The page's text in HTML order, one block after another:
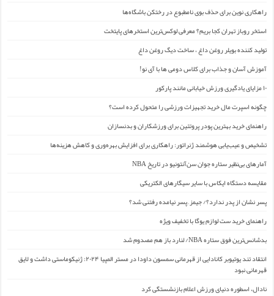
راهکاری نوین برای حذف بوی نامطبوع در رختکن باشگاه‌ها
استخر روباز تهران کجا بریم؟ معرفی لوکس‌ترین استخرهای پایتخت
تولید کننده بویلر روغن داغ ، ساخت دیگ روغن داغ
آموزش آسان و جذاب برای کلاس دومی ها با آی نو!
۱۰ مزایای یادگیری ورزش خیابانی مانند پارکور
چگونه اسپرت مال خرید تجهیزات ورزشی را متحول کرده است؟
راهنمای خرید بهترین پودر پروتئین برای ورزشکاران و بدنسازان
تشخیص و عیب‌یابی هوشمند ژنراتور: راهکاری برای افزایش بهره‌وری و کاهش هزینه‌ها
آمارهای بی‌نظیر ستاره جوان سن‌آنتونیو در تاریخ NBA
مقایسه دستگاه ایکاس با سایر سیگارهای الکتریکی
پسر نشان از پدر ندارد؟/ جیمز ِ پسر نیامده رفتنی شد؟
راهنمای خرید ست لوازم یوگا با تخفیف ویژه
بدشانس‌ترین فوق ستاره NBA/ لنارد باز هم مصدوم شد
انتقاد تند یوتیوبر کانادایی از قهرمانی سمسون داودا در مستر المپیا ۲۰۲۴: ژنیکوماستی داشت و لایق
قهرمانی نبود
نادال، اسطوره دنیای ورزش اعلام بازنشستگی کرد